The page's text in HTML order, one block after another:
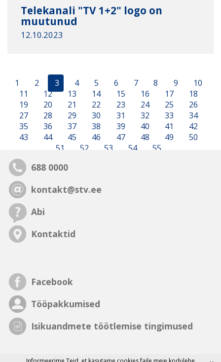
Telekanali "TV 1+2" logo on
muutunud
12.10.2023
1 2 3 4 5 6 7 8 9
10
11
12 13 14 15 16 17
18
19
20 21 22 23 24 25
26
27
28 29 30 31 32 33
34
35
36 37 38 39 40 41
42
43
44 45 46 47 48 49
50
51
52 53 54 55
688 0000
kontakt@stv.ee
Abi
Kontaktid
Facebook
Tööpakkumised
Isikuandmete töötlemise tingimused